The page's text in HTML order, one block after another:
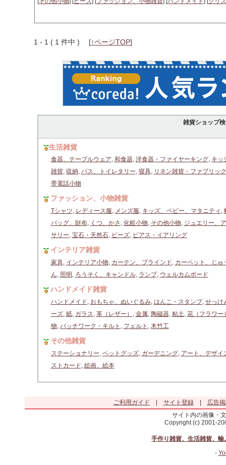
1 - 1 ( 1 件中 ) [↑ページTOP]
雑貨ショップ
生活雑貨
食器、テーブルウェア, 和食器, 洋食器・ファイヤーキング, キッ
雑貨, 収納, バス、トイレタリー, 寝具, リネン雑貨・ファブリック
帯電話小物
ファッション、小物雑貨
Tシャツ, レディース服, メンズ服, キッズ、ベビー、マタニティ ,
バッグ、財布, くつ、かさ , 化粧小物, その他小物, ジュエリー、
サリー, 宝石・天然石, ビーズ, ピアス・イアリング
インテリア雑貨
家具, インテリア小物, カーテン、ブラインド, カーペット、じゅ
ん, 照明 , ろうそく、キャンドル, ランプ, ウェルカムボード
ハンドメイド雑貨
ハンドメイド, おもちゃ、ぬいぐるみ, はんこ・スタンプ, せっけ
ーズ, 紙, ガラス, 革（レザー） , 金属, 陶磁器, 粘土, 花（フラワー
物, パッチワーク・キルト , フェルト , 木竹工
その他雑貨
ステーショナリー, ペットグッズ, ガーデニング, アート、デザイ
ストカード, 絵画、絵本
ご利用ガイド サイト登録|
広告
サイト内の画像・
Copyright (c) 2001-
手作り雑貨、生活雑貨、
-